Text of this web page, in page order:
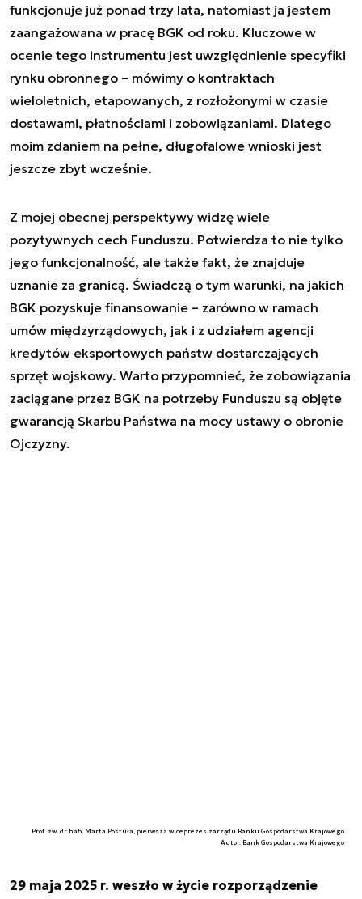
funkcjonuje już ponad trzy lata, natomiast ja jestem
zaangażowana w pracę BGK od roku. Kluczowe w
ocenie tego instrumentu jest uwzględnienie specyfiki
rynku obronnego – mówimy o kontraktach
wieloletnich, etapowanych, z rozłożonymi w czasie
dostawami, płatnościami i zobowiązaniami. Dlatego
moim zdaniem na pełne, długofalowe wnioski jest
jeszcze zbyt wcześnie.
Z mojej obecnej perspektywy widzę wiele
pozytywnych cech Funduszu. Potwierdza to nie tylko
jego funkcjonalność, ale także fakt, że znajduje
uznanie za granicą. Świadczą o tym warunki, na jakich
BGK pozyskuje finansowanie – zarówno w ramach
umów międzyrządowych, jak i z udziałem agencji
kredytów eksportowych państw dostarczających
sprzęt wojskowy. Warto przypomnieć, że zobowiązania
zaciągane przez BGK na potrzeby Funduszu są objęte
gwarancją Skarbu Państwa na mocy ustawy o obronie
Ojczyzny.
Prof. zw. dr hab. Marta Postuła, pierwsza wiceprezes zarządu Banku Gospodarstwa Krajowego
Autor. Bank Gospodarstwa Krajowego
29 maja 2025 r. weszło w życie rozporządzenie